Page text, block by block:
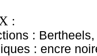
:
:
: encre